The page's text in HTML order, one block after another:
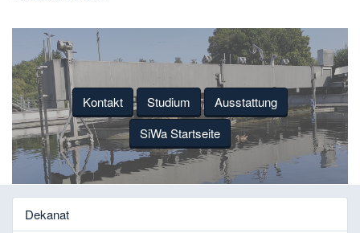
Kontakt Studium
Ausstattung
SiWa Startseite
Dekanat